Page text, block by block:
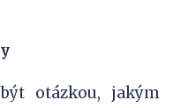
otázkou, jakým